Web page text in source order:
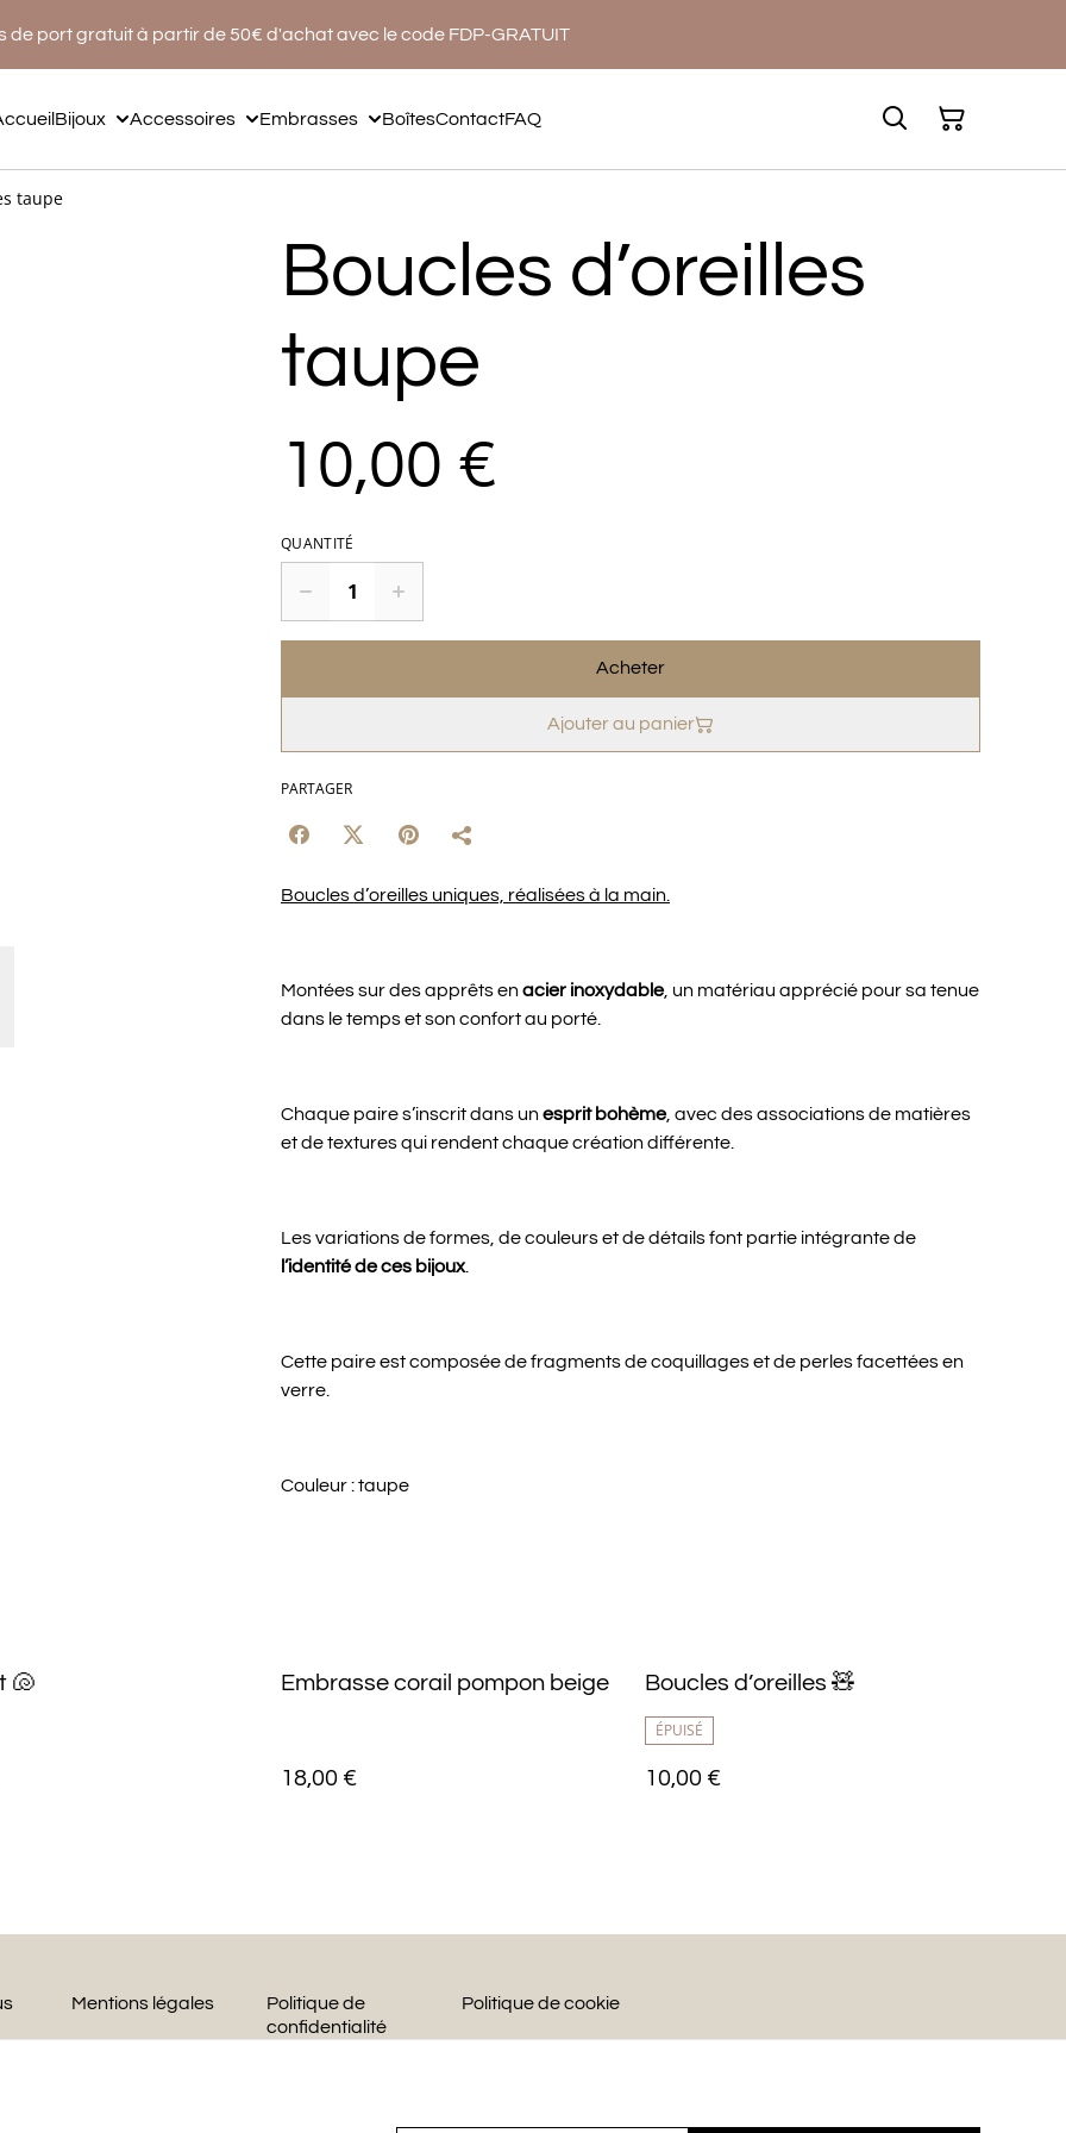
de port gratuit à partir de 50€ d'achat avec le code FDP-GRATUIT
Bijoux Accessoires Embrasses BoîtesContactFAQ
taupe
Boucles d’oreilles
taupe
10,00 €
QUANTITÉ
Acheter
Ajouter au panier
PARTAGER
Boucles d’oreilles uniques, réalisées à la main.
Montées sur des apprêts enacier inoxydable, un matériau apprécié pour sa tenue
dans le temps et son confort au porté.
Chaque paire s’inscrit dans unesprit bohème, avec des associations de matières
et de textures qui rendent chaque création différente.
Les variations de formes, de couleurs et de détails font partie intégrante de
l’identité de ces bijoux.
Cette paire est composée de fragments de coquillages et de perles facettées en
verre.
Couleur : taupe
🐚 Embrasse corail pompon beige
18,00 €
Boucles d’oreilles 🧸
ÉPUISÉ
10,00 €
Mentions légales
Politique de
confidentialité
Politique de cookie